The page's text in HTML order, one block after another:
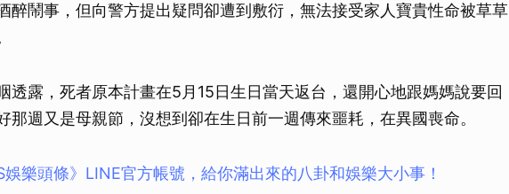
醉鬧事，但向警方提出疑問卻遭到敷衍，無法接受家人寶貴性命被草草
透露，死者原本計畫在5月15日生日當天返台，還開心地跟媽媽說要回
那週又是母親節，沒想到卻在生日前一週傳來噩耗，在異國喪命。
樂頭條》LINE官方帳號，給你滿出來的八卦和娛樂大小事！